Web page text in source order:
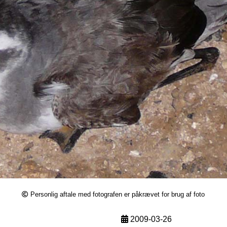
Personlig aftale med fotografen er påkrævet for brug af foto
2009-03-26